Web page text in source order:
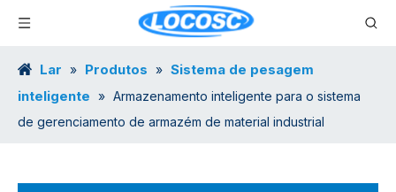
Lar » Produtos » Sistema de pesagem
inteligente » Armazenamento inteligente para o sistema
de gerenciamento de armazém de material industrial